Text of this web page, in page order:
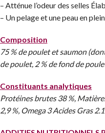
– Atténue l’odeur des selles
– Un pelage et une peau en
Composition
75 % de poulet et saumon
de poulet, 2 % de fond de
Constituants analytiques
Protéines brutes 38 %,
2,9 %, Omega 3 Acides Gras